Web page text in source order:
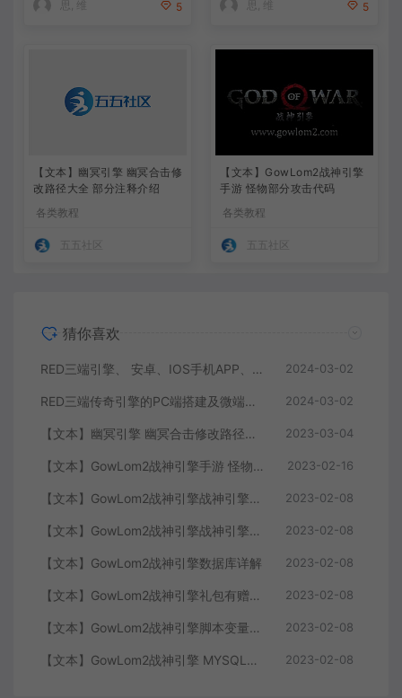
思, 维 5 思, 维 5
【文本】幽冥引擎 幽冥合击修
改路径大全 部分注释介绍
各类教程
五五社区
【文本】GowLom2战神引擎
手游 怪物部分攻击代码
各类教程
五五社区
猜你喜欢
RED三端引擎、 安卓、IOS手机APP、列表修改、及微端的搭建方法-特约制作 2024-03-02
RED三端传奇引擎的PC端搭建及微端服务器搭建教程 2024-03-02
【文本】幽冥引擎 幽冥合击修改路径大全 部分注释介绍 2023-03-04
【文本】GowLom2战神引擎手游 怪物部分攻击代码 2023-02-16
【文本】GowLom2战神引擎战神引擎复古传奇 玩家属性 2023-02-08
【文本】GowLom2战神引擎战神引擎DB表mir库 详细介绍 2023-02-08
【文本】GowLom2战神引擎数据库详解 2023-02-08
【文本】GowLom2战神引擎礼包有赠字修改掉 可以丢弃 2023-02-08
【文本】GowLom2战神引擎脚本变量大全 2023-02-08
【文本】GowLom2战神引擎 MYSQL安装时出现问题（The service already exists） 2023-02-08